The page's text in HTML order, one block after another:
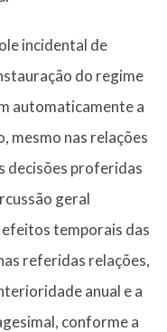
incidental de
do regime
automaticamente a
mesmo nas relações
decisões proferidas
geral
temporais das
referidas relações,
anual e a
conforme a